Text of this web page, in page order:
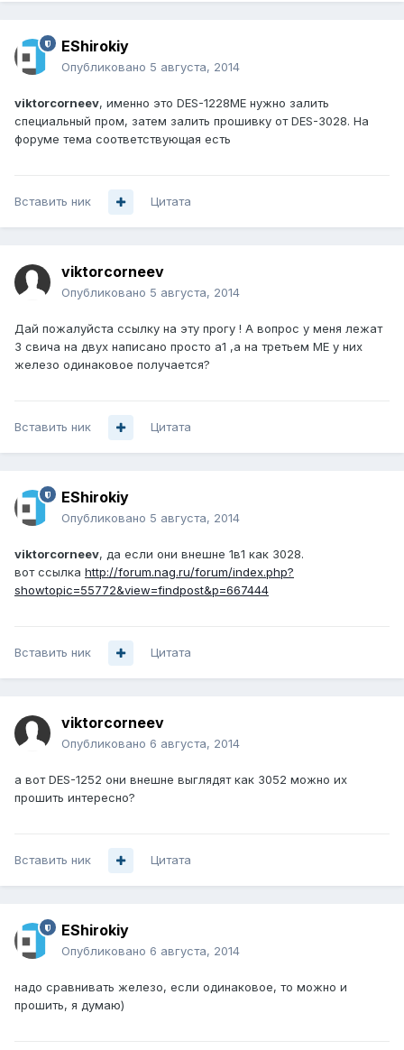
EShirokiy
Опубликовано 5 августа, 2014
viktorcorneev, именно это DES-1228ME нужно залить
специальный пром, затем залить прошивку от DES-3028. На
форуме тема соответствующая есть
Вставить ник Цитата
viktorcorneev
Опубликовано 5 августа, 2014
Дай пожалуйста ссылку на эту прогу ! А вопрос у меня лежат
3 свича на двух написано просто а1 ,а на третьем ME у них
железо одинаковое получается?
Вставить ник Цитата
EShirokiy
Опубликовано 5 августа, 2014
viktorcorneev, да если они внешне 1в1 как 3028.
вот ссылка http://forum.nag.ru/forum/index.php?
showtopic=55772&view=findpost&p=667444
Вставить ник Цитата
viktorcorneev
Опубликовано 6 августа, 2014
а вот DES-1252 они внешне выглядят как 3052 можно их
прошить интересно?
Вставить ник Цитата
EShirokiy
Опубликовано 6 августа, 2014
надо сравнивать железо, если одинаковое, то можно и
прошить, я думаю)